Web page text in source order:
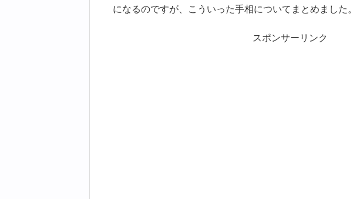
になるのですが、こういった手相についてまとめました。
スポンサーリンク